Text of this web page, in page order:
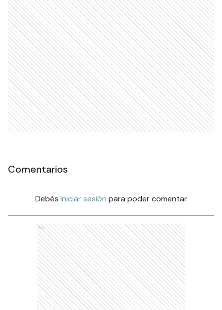
Comentarios
Debés iniciar sesión para poder comentar
Ads